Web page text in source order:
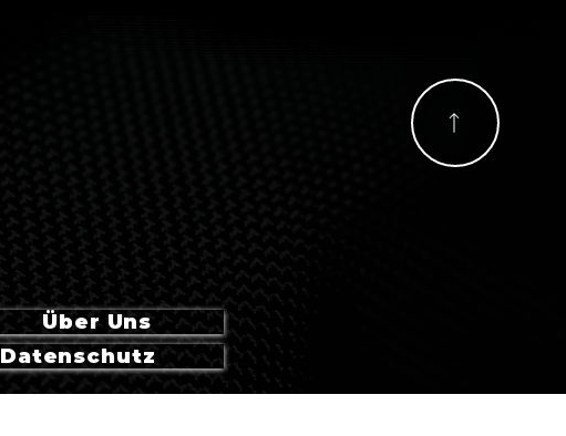
Über Uns
Datenschutz